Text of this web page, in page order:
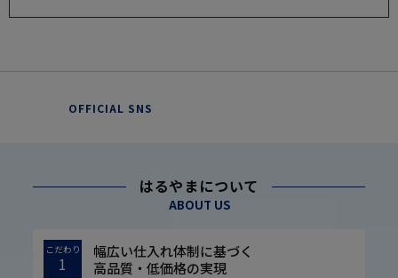
OFFICIAL SNS
はるやまについて
ABOUT US
こだわり
1
幅広い仕入れ体制に基づく
高品質・低価格の実現